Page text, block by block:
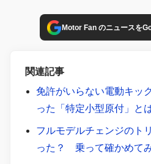
Motor Fan のニュースを
関連記事
免許がいらない電動キッ
った「特定小型原付」と
フルモデルチェンジのト
った？ 乗って確かめてみ